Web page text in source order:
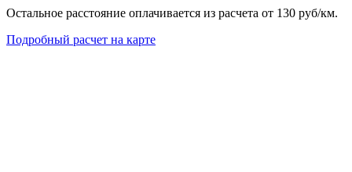
Остальное расстояние оплачивается из расчета от 130 руб/км.
Подробный расчет на карте